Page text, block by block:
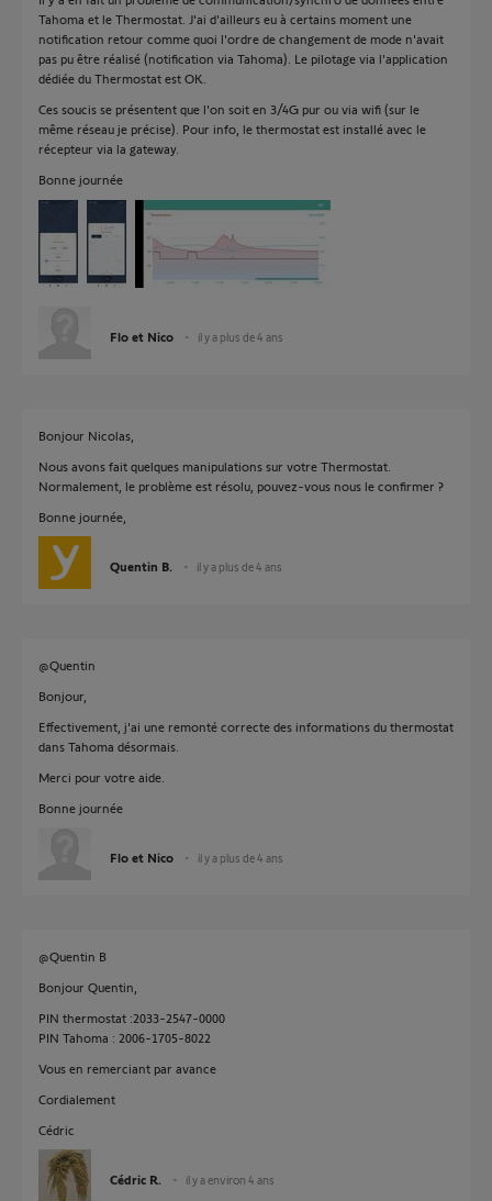
Tahoma et le Thermostat. J'ai d'ailleurs eu à certains moment une
notification retour comme quoi l'ordre de changement de mode n'avait
pas pu être réalisé (notification via Tahoma). Le pilotage via l'application
dédiée du Thermostat est OK.
Ces soucis se présentent que l'on soit en 3/4G pur ou via wifi (sur le
même réseau je précise). Pour info, le thermostat est installé avec le
récepteur via la gateway.
Bonne journée
Flo et Nico il y a plus de 4 ans
Bonjour Nicolas,
Nous avons fait quelques manipulations sur votre Thermostat.
Normalement, le problème est résolu, pouvez-vous nous le confirmer ?
Bonne journée,
Quentin B. il y a plus de 4 ans
@Quentin
Bonjour,
Effectivement, j'ai une remonté correcte des informations du thermostat
dans Tahoma désormais.
Merci pour votre aide.
Bonne journée
Flo et Nico il y a plus de 4 ans
@Quentin B
Bonjour Quentin,
PIN thermostat :2033-2547-0000
PIN Tahoma : 2006-1705-8022
Vous en remerciant par avance
Cordialement
Cédric
Cédric R. il y a environ 4 ans